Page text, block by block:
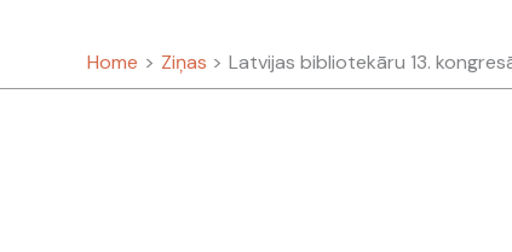
Home Ziņas Latvijas bibliotekāru 13.